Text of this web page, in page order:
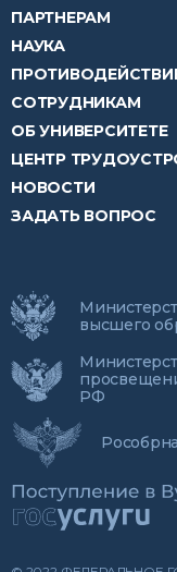
ПАРТНЕРАМ
НАУКА
СОТРУДНИКАМ
ОБ УНИВЕРСИТЕТЕ
ЦЕНТР
НОВОСТИ
ЗАДАТЬ ВОПРОС
высшего
РФ